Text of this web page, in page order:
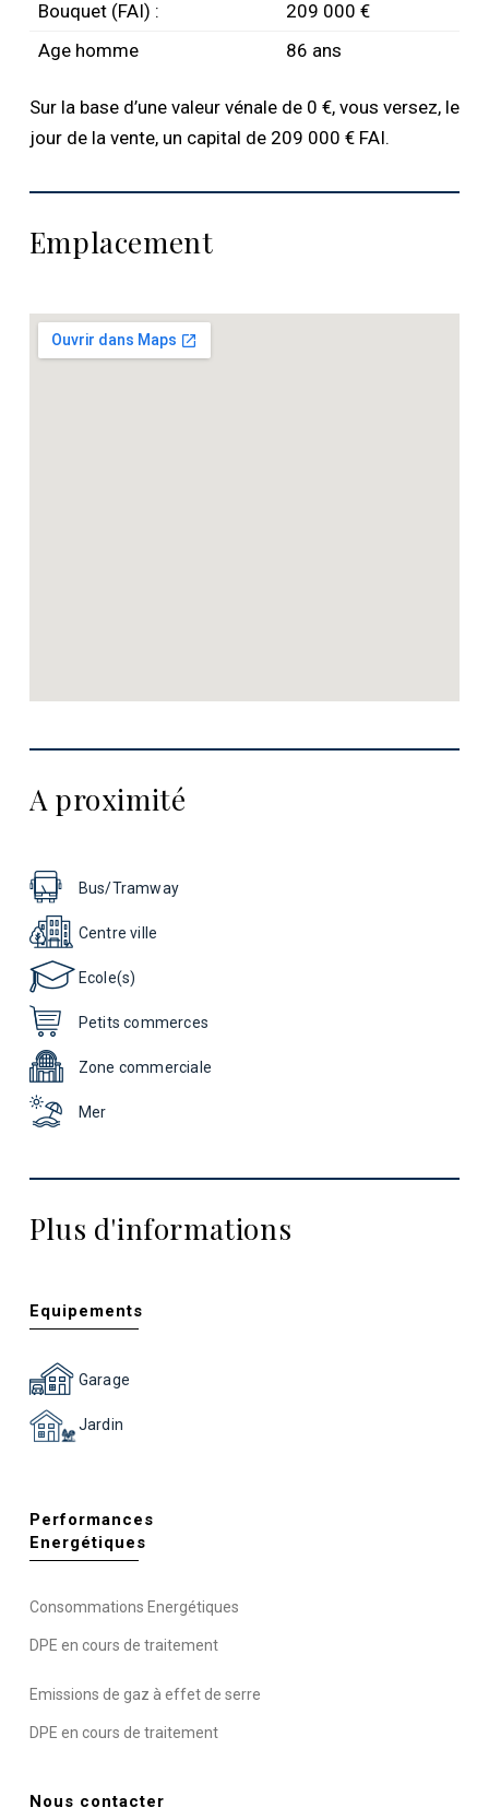
Bouquet (FAI) :
209 000 €
Age homme
86 ans
Sur la base d’une valeur vénale de 0 €, vous versez, le
jour de la vente, un capital de 209 000 € FAI.
Emplacement
A proximité
Bus/Tramway
Centre ville
Ecole(s)
Petits commerces
Zone commerciale
Mer
Plus d'informations
Equipements
Garage
Jardin
Performances
Energétiques
Consommations Energétiques
DPE en cours de traitement
Emissions de gaz à effet de serre
DPE en cours de traitement
Nous contacter